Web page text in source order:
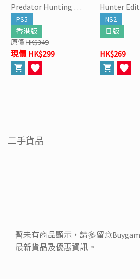
Predator Hunting Gr
ounds
PS5
香港版
原價 HK$349
現價 HK$299
Hunter
NS2
日版
HK$269
二手貨品
暫未有商品顯示，請多留意
最新貨品及優惠資訊。